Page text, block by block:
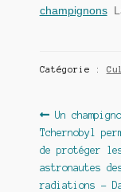
champignons
Catégorie :
de
l’article
Article
précédent :
Un
Tchernobyl
de protéger
astronautes
radiations –